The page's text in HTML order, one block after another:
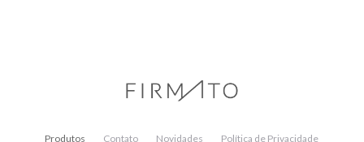
Produtos Contato Novidades
Política de Privacidade